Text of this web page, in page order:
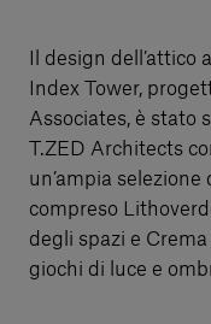
Il design dell’attico
Index Tower,
Associates, è stato
T.ZED Architects
un’ampia
compreso
degli spazi e
giochi di luce e